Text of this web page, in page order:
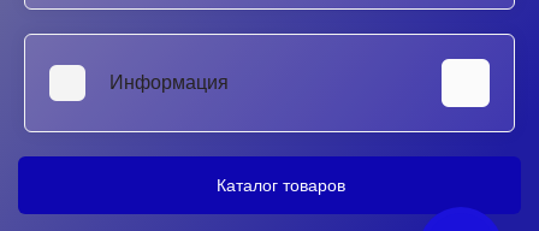
Клавиатуры для ноутбуков
Блоки питания для ноутбуков
Тестеры/Мультиметры
Информация
Ремонт Xbox в Ростове-на-Дону
Гарантия
Каталог товаров